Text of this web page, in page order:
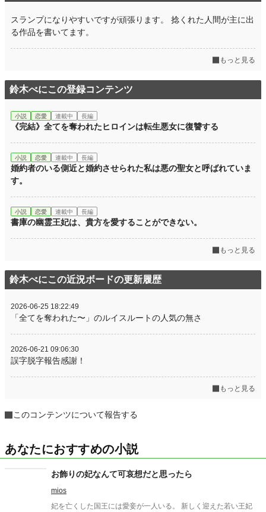
スランプになりやすいですが頑張ります。 捻くれた人間が主に出
る作品を書いてます。
もっと見る
鈴木べにこの登録コンテンツ
小説 恋愛 連載中 長編
《完結》全てを奪われたヒロインは転生悪女に復讐する
小説 恋愛 連載中 長編
婚約者のいる側近と婚約させられた私は悪の聖女と呼ばれていま
す。
小説 恋愛 連載中 長編
書庫の幽霊王妃は、貴方を愛することができない。
もっと見る
鈴木べにこの近況ボードの更新履歴
2026-06-25 18:22:49
「全てを奪われた〜」のルイスルートの人気の無さ
2026-06-21 09:06:30
誤字脱字報告感謝！
もっと見る
このコンテンツについて報告する
あなたにおすすめの小説
お飾りの妃なんて可哀想だと思ったら
mios
妃を亡くした国王には愛妾が一人いる。 新しく迎えた若い王妃